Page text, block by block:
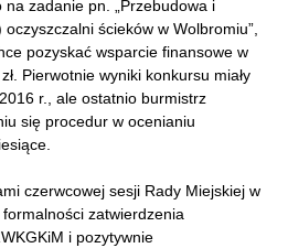
zadanie pn. „Przebudowa i
ścieków w Wolbromiu”,
pozyskać wsparcie finansowe w
Pierwotnie wyniki konkursu miały
r., ale ostatnio burmistrz
się procedur w ocenianiu
czerwcowej sesji Rady Miejskiej w
zatwierdzenia
i pozytywnie